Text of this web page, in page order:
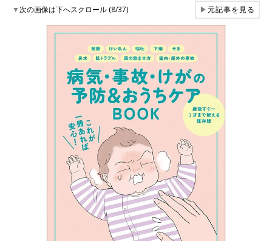
▼次の画像は下へスクロール (8/37) ▶元記事を見る